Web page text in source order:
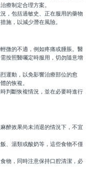
療制定合理方案。
，包括過敏史、正在服用的藥物
施，以減少潛在風險。
微的不適，例如疼痛或腫脹。醫
按照醫囑定時服用，切勿隨意增
運動，以免影響治療部位的愈
的恢複。
判斷恢複情況，並在必要時進行
醉效果尚未消退的情況下，不宜
、湯類或酸奶等，這些食物不僅
物，同時注意保持口腔清潔，必